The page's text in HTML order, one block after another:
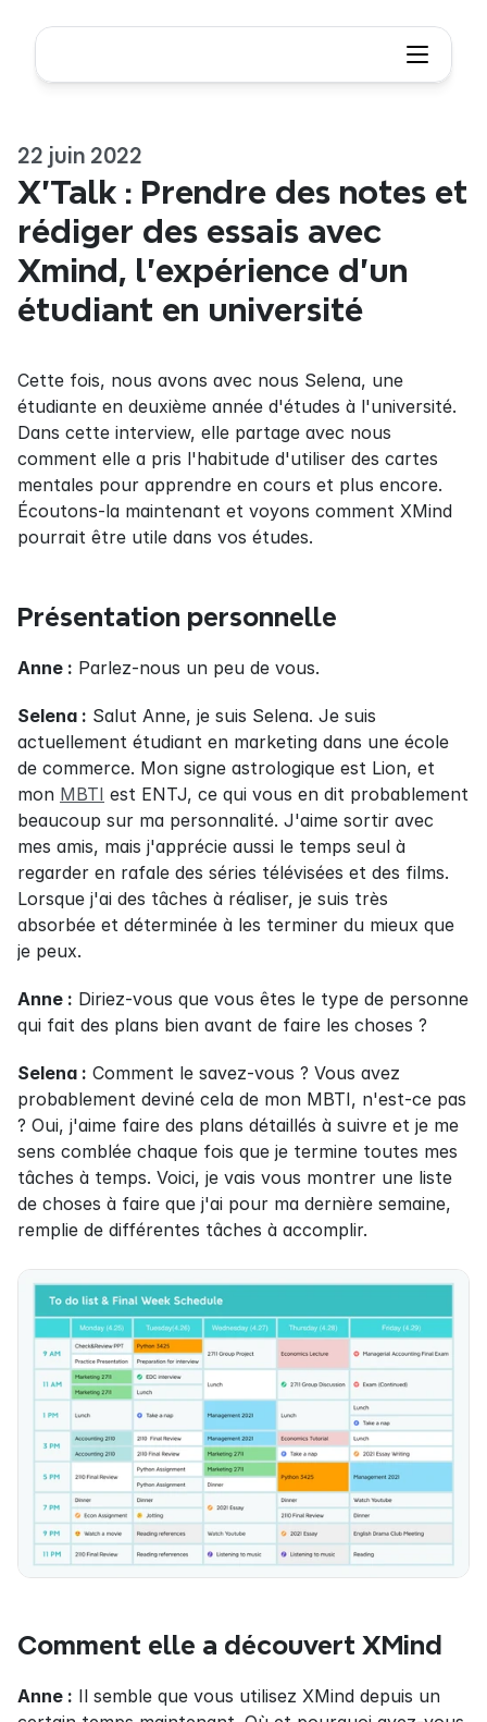
22 juin 2022
X'Talk : Prendre des notes et
rédiger des essais avec
Xmind, l'expérience d'un
étudiant en université
Cette fois, nous avons avec nous Selena, une
étudiante en deuxième année d'études à l'université.
Dans cette interview, elle partage avec nous
comment elle a pris l'habitude d'utiliser des cartes
mentales pour apprendre en cours et plus encore.
Écoutons-la maintenant et voyons comment XMind
pourrait être utile dans vos études.
Présentation personnelle
Anne : Parlez-nous un peu de vous.
Selena : Salut Anne, je suis Selena. Je suis
actuellement étudiant en marketing dans une école
de commerce. Mon signe astrologique est Lion, et
mon MBTI est ENTJ, ce qui vous en dit probablement
beaucoup sur ma personnalité. J'aime sortir avec
mes amis, mais j'apprécie aussi le temps seul à
regarder en rafale des séries télévisées et des films.
Lorsque j'ai des tâches à réaliser, je suis très
absorbée et déterminée à les terminer du mieux que
je peux.
Anne : Diriez-vous que vous êtes le type de personne
qui fait des plans bien avant de faire les choses ?
Selena : Comment le savez-vous ? Vous avez
probablement deviné cela de mon MBTI, n'est-ce pas
? Oui, j'aime faire des plans détaillés à suivre et je me
sens comblée chaque fois que je termine toutes mes
tâches à temps. Voici, je vais vous montrer une liste
de choses à faire que j'ai pour ma dernière semaine,
remplie de différentes tâches à accomplir.
Comment elle a découvert XMind
Anne : Il semble que vous utilisez XMind depuis un